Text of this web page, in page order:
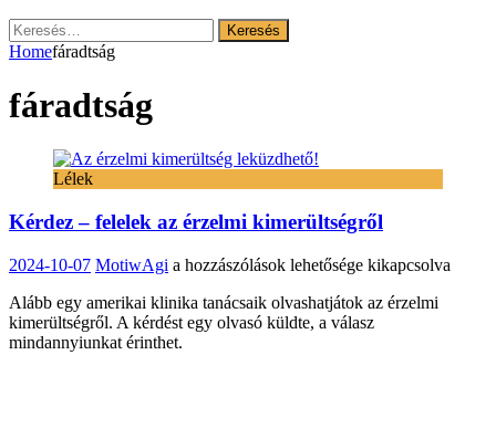
Keresés:
Homefáradtság
fáradtság
Lélek
Kérdez – felelek az érzelmi kimerültségről
2024-10-07 MotiwAgi Kérdez
felelek
az
érzelmi
a hozzászólások lehetősége kikapcsolva
Alább egy amerikai klinika tanácsaik olvashatjátok az érzelmi
kimerültségről. A kérdést egy olvasó küldte, a válasz
mindannyiunkat érinthet.